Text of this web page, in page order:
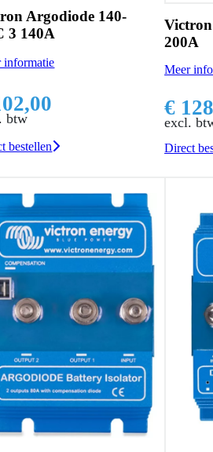
Argodiode 140-
3 140A
informatie
btw
bestellen
200A
Meer
€
excl.
Direct